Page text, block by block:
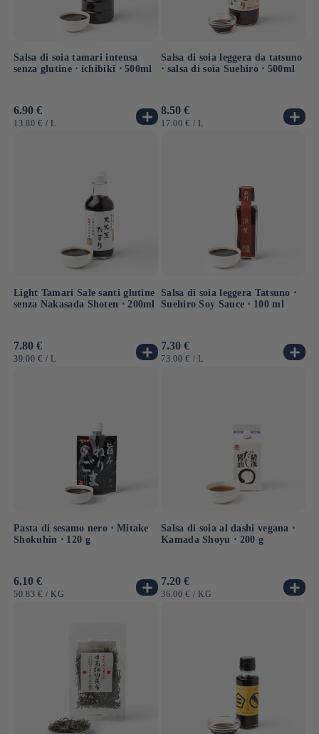
Salsa di soia tamari intensa
senza glutine ⋅ ichibiki ⋅ 500ml
Prezzo
di
6.90 €
PREZZO
13.80 € / PER
L
Salsa di soia leggera da tatsuno
⋅ salsa di soia Suehiro ⋅ 500ml
Prezzo
di
8.50 €
PREZZO
17.00 € / PER
L
Light Tamari Sale santi glutine
senza Nakasada Shoten ⋅ 200ml
Prezzo
di
7.80 €
PREZZO
39.00 € / PER
L
Salsa di soia leggera Tatsuno ⋅
Suehiro Soy Sauce ⋅ 100 ml
Prezzo
di
7.30 €
PREZZO
73.00 € / PER
L
Pasta di sesamo nero ⋅ Mitake
Shokuhin ⋅ 120 g
Prezzo
di
6.10 €
PREZZO
50.83 € / PER
KG
Salsa di soia al dashi vegana ⋅
Kamada Shoyu ⋅ 200 g
Prezzo
di
7.20 €
PREZZO
36.00 € / PER
KG